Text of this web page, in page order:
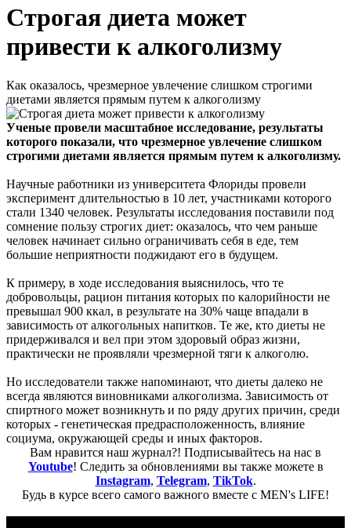
Строгая диета может
привести к алкоголизму
Как оказалось, чрезмерное увлечение слишком строгими
диетами является прямым путем к алкоголизму
Ученые провели масштабное исследование, результаты
которого показали, что чрезмерное увлечение слишком
строгими диетами является прямым путем к алкоголизму.
Научные работники из университета Флориды провели
эксперимент длительностью в 10 лет, участниками которого
стали 1340 человек. Результаты исследования поставили под
сомнение пользу строгих диет: оказалось, что чем раньше
человек начинает сильно ограничивать себя в еде, тем
большие неприятности поджидают его в будущем.
К примеру, в ходе исследования выяснилось, что те
добровольцы, рацион питания которых по калорийности не
превышал 900 ккал, в результате на 30% чаще впадали в
зависимость от алкогольных напитков. Те же, кто диеты не
придерживался и вел при этом здоровый образ жизни,
практически не проявляли чрезмерной тяги к алкоголю.
Но исследователи также напоминают, что диеты далеко не
всегда являются виновниками алкоголизма. Зависимость от
спиртного может возникнуть и по ряду других причин, среди
которых - генетическая предрасположенность, влияние
социума, окружающей среды и иных факторов.
Вам нравится наш журнал?! Подписывайтесь на нас в
Youtube! Следить за обновлениями вы также можете в
Instagram, Telegram, TikTok.
Будь в курсе всего самого важного вместе с MEN's LIFE!